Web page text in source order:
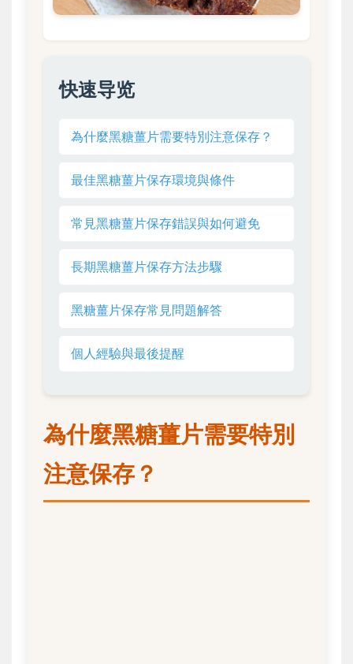
快速导览
為什麼黑糖薑片需要特別注意保存？
最佳黑糖薑片保存環境與條件
常見黑糖薑片保存錯誤與如何避免
長期黑糖薑片保存方法步驟
黑糖薑片保存常見問題解答
個人經驗與最後提醒
為什麼黑糖薑片需要特別
注意保存？